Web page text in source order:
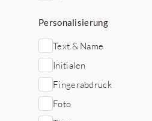
Personalisierung
Text & Name
Initialen
Fingerabdruck
Foto